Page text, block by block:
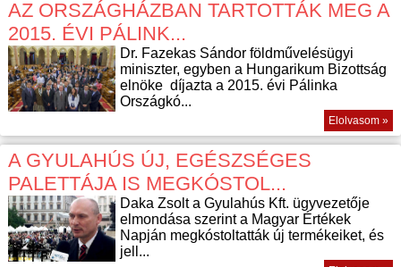
AZ ORSZÁGHÁZBAN TARTOTTÁK MEG A
2015. ÉVI PÁLINK...
Dr. Fazekas Sándor földművelésügyi
miniszter, egyben a Hungarikum Bizottság
elnöke díjazta a 2015. évi Pálinka
Országkó...
Elolvasom »
A GYULAHÚS ÚJ, EGÉSZSÉGES
PALETTÁJA IS MEGKÓSTOL...
Daka Zsolt a Gyulahús Kft. ügyvezetője
elmondása szerint a Magyar Értékek
Napján megkóstoltatták új termékeiket, és
jell...